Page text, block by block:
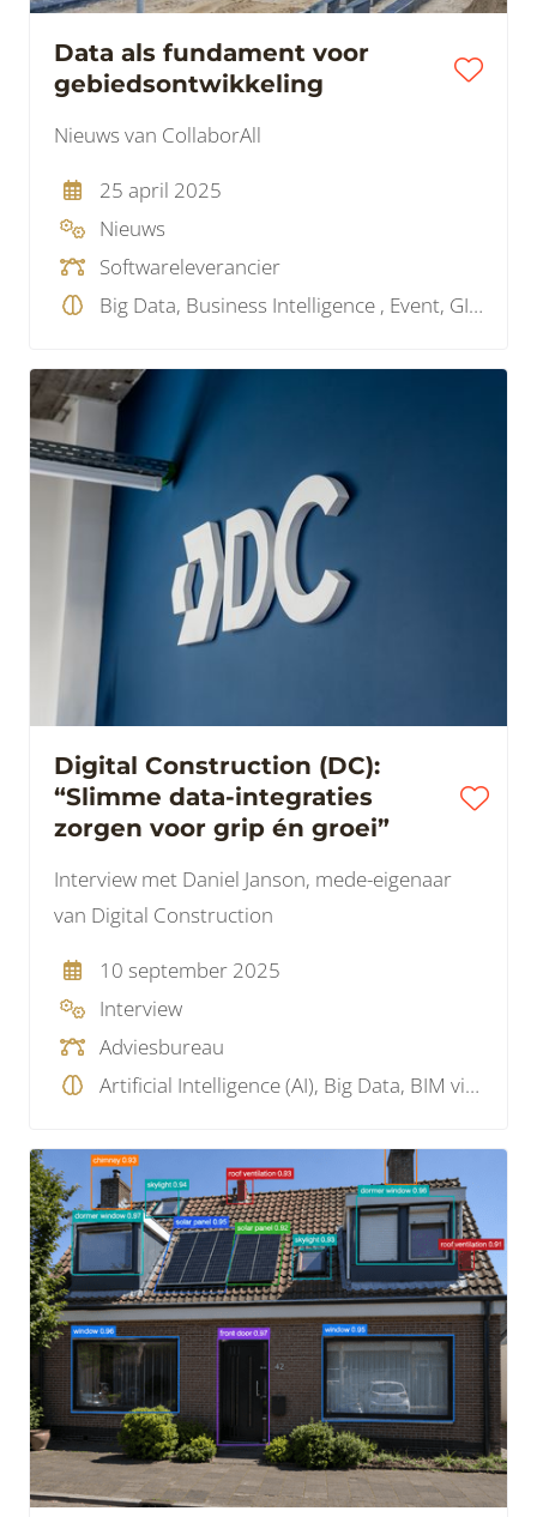
Data als fundament voor
gebiedsontwikkeling
Nieuws van CollaborAll
25 april 2025
Nieuws
Softwareleverancier
Big Data, Business Intelligence , Event, GIS, Projectmanagement, Systems Engineering, Wetgeving
Digital Construction (DC):
“Slimme data-integraties
zorgen voor grip én groei”
Interview met Daniel Janson, mede-eigenaar
van Digital Construction
10 september 2025
Interview
Adviesbureau
Artificial Intelligence (AI), Big Data, BIM visie, Business Intelligence , Data, GIS, Programmeren, SaaS , Service Provider